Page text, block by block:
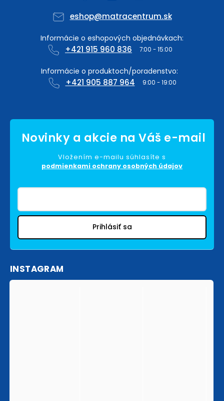
eshop@matracentrum.sk
+421 915 960 836
+421 905 887 964
Vložením e-mailu súhlasíte s
podmienkami ochrany osobných údajov
Prihlásiť sa
INSTAGRAM